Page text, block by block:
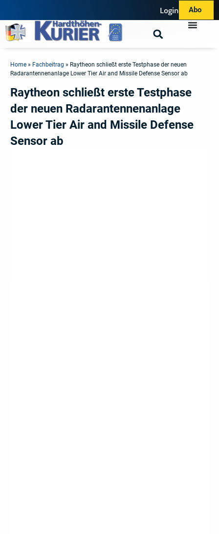
Login Abo
Home » Fachbeitrag » Raytheon schließt erste Testphase der neuen
Radarantennenanlage Lower Tier Air and Missile Defense Sensor ab
Raytheon schließt erste Testphase
der neuen Radarantennenanlage
Lower Tier Air and Missile Defense
Sensor ab